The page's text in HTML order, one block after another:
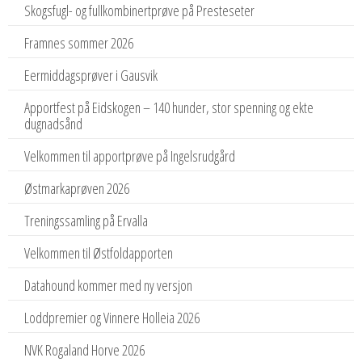
Skogsfugl- og fullkombinertprøve på Presteseter
Framnes sommer 2026
Eermiddagsprøver i Gausvik
Apportfest på Eidskogen – 140 hunder, stor spenning og ekte
dugnadsånd
Velkommen til apportprøve på Ingelsrudgård
Østmarkaprøven 2026
Treningssamling på Ervalla
Velkommen til Østfoldapporten
Datahound kommer med ny versjon
Loddpremier og Vinnere Holleia 2026
NVK Rogaland Horve 2026